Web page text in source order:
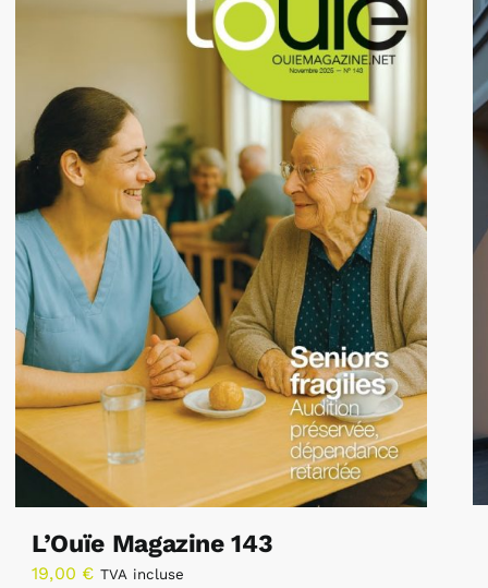
L’Ouïe Magazine 143
19,00 € TVA incluse